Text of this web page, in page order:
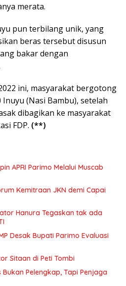
merata.
pun terbilang unik, yang
beras tersebut disusun
bakar dengan
ini, masyarakat bergotong
(Nasi Bambu), setelah
dibagikan ke masyarakat
FDP. (**)
APRI Parimo Melalui Muscab
Kemitraan JKN demi Capai
Hanura Tegaskan tak ada
Desak Bupati Parimo Evaluasi
Sitaan di Peti Tombi
Pelengkap, Tapi Penjaga